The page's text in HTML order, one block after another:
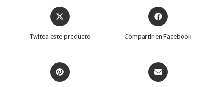
Twitea este producto Compartir en Facebook